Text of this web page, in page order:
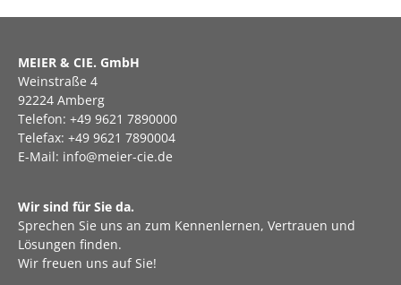
MEIER & CIE. GmbH
Weinstraße 4
92224 Amberg
Telefon: +49 9621 7890000
Telefax: +49 9621 7890004
E-Mail: info@meier-cie.de
Wir sind für Sie da.
Sprechen Sie uns an zum Kennenlernen, Vertrauen und
Lösungen finden.
Wir freuen uns auf Sie!